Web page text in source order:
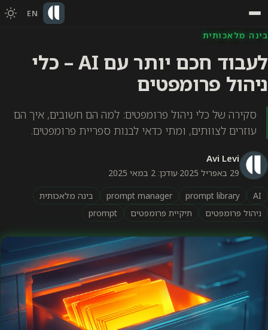
EN
בינה מלאכותית
לעבוד חכם יותר עם AI – כלי
ניהול פרומפטים
סקירה של כלי ניהול פרומפטים: למה הם חשובים, איך הם
עוזרים לצוותים, ומתי כדאי לבנות ספריית פרומפטים.
Avi Levi
29 באפריל 2025 ·עודכן: 2 במאי 2025
AI
prompt library
prompt manager
בינה מלאכותית
ניהול פרומפטים
תיקיית פרומפטים prompt